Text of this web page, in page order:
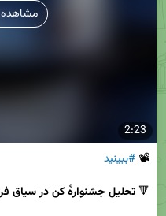
2:23
مشاهده
📽 #ببینید
🔻 تحلیل جشنوارهٔ کن در سیاق